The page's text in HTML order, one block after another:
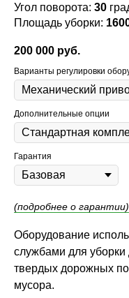
Угол поворота: 30
Площадь уборки:
200 000 руб.
Варианты регулировки
Дополнительные опции
Гарантия
(подробнее о гарантии)
Оборудование
службами для уборки
твердых дорожных
мусора.